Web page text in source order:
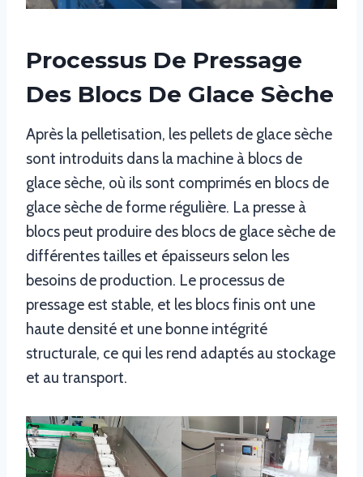
Processus De Pressage
Des Blocs De Glace Sèche
Après la pelletisation, les pellets de glace sèche
sont introduits dans la machine à blocs de
glace sèche, où ils sont comprimés en blocs de
glace sèche de forme régulière. La presse à
blocs peut produire des blocs de glace sèche de
différentes tailles et épaisseurs selon les
besoins de production. Le processus de
pressage est stable, et les blocs finis ont une
haute densité et une bonne intégrité
structurale, ce qui les rend adaptés au stockage
et au transport.